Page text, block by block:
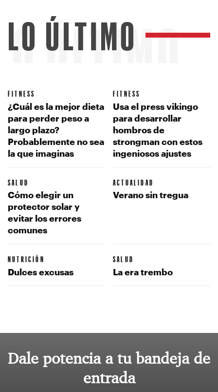
ÚLTIMO
LO ÚLTIMO
FITNESS
¿Cuál es la mejor dieta
para perder peso a
largo plazo?
Probablemente no sea
la que imaginas
FITNESS
Usa el press vikingo
para desarrollar
hombros de
strongman con estos
ingeniosos ajustes
SALUD
Cómo elegir un
protector solar y
evitar los errores
comunes
ACTUALIDAD
Verano sin tregua
NUTRICIÓN
Dulces excusas
SALUD
La era trembo
Dale potencia a tu bandeja de
entrada